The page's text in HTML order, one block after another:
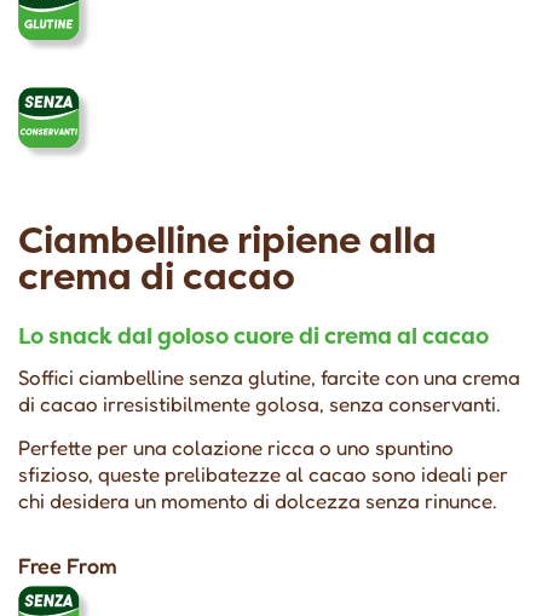
Ciambelline ripiene alla
crema di cacao
Lo snack dal goloso cuore di crema al cacao
Soffici ciambelline senza glutine, farcite con una crema
di cacao irresistibilmente golosa, senza conservanti.
Perfette per una colazione ricca o uno spuntino
sfizioso, queste prelibatezze al cacao sono ideali per
chi desidera un momento di dolcezza senza rinunce.
Free From